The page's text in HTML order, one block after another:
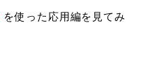
を使った応用編を見てみ